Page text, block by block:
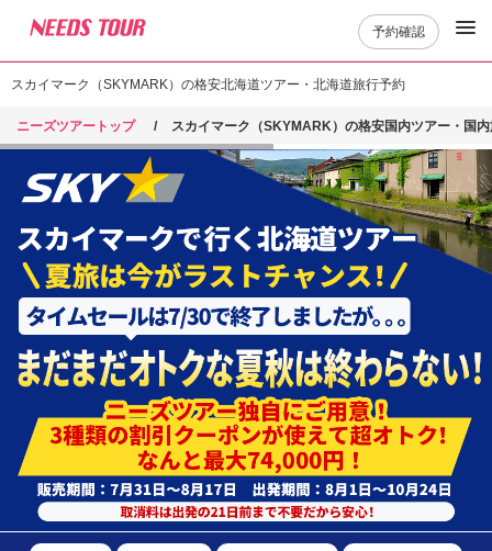
予約確認
スカイマーク（SKYMARK）の格安北海道ツアー・北海道旅行予約
ニーズツアートップ スカイマーク（SKYMARK）の格安国内ツアー・国